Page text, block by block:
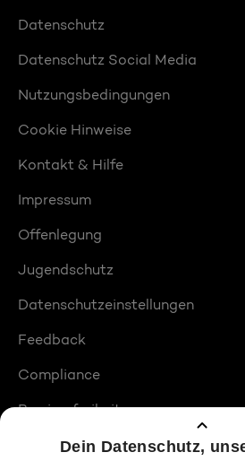
Datenschutz
Datenschutz Social Media
Nutzungsbedingungen
Cookie Hinweise
Kontakt & Hilfe
Impressum
Offenlegung
Jugendschutz
Datenschutzeinstellungen
Feedback
Compliance
Barrierefreiheit
Produktplatzierungen